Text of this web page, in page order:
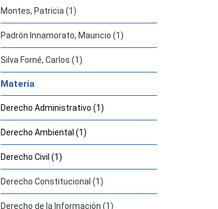
Montes, Patricia (1)
Padrón Innamorato, Mauricio (1)
Silva Forné, Carlos (1)
Materia
Derecho Administrativo (1)
Derecho Ambiental (1)
Derecho Civil (1)
Derecho Constitucional (1)
Derecho de la Información (1)